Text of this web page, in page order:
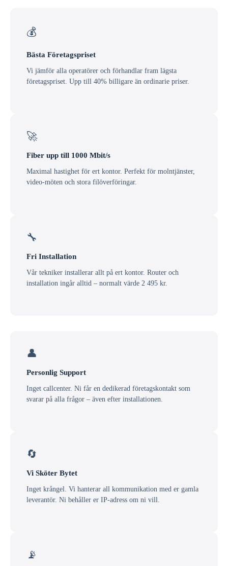
💰
Bästa Företagspriset
Vi jämför alla operatörer och förhandlar fram lägsta
företagspriset. Upp till 40% billigare än ordinarie priser.
🚀
Fiber upp till 1000 Mbit/s
Maximal hastighet för ert kontor. Perfekt för molntjänster,
video-möten och stora filöverföringar.
🔧
Fri Installation
Vår tekniker installerar allt på ert kontor. Router och
installation ingår alltid – normalt värde 2 495 kr.
👤
Personlig Support
Inget callcenter. Ni får en dedikerad företagskontakt som
svarar på alla frågor – även efter installationen.
🔄
Vi Sköter Bytet
Inget krångel. Vi hanterar all kommunikation med er gamla
leverantör. Ni behåller er IP-adress om ni vill.
📡